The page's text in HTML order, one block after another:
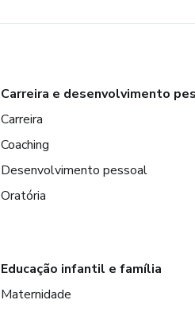
Carreira e desenvolvimento
Carreira
Coaching
Desenvolvimento pessoal
Oratória
Educação infantil e família
Maternidade